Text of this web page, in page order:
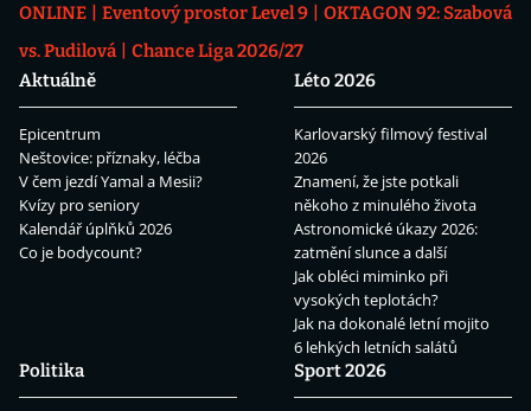
ONLINE
Eventový prostor Level 9
OKTAGON 92: Szabová
vs. Pudilová
Chance Liga 2026/27
Aktuálně
Epicentrum
Neštovice: příznaky, léčba
V čem jezdí Yamal a Mesii?
Kvízy pro seniory
Kalendář úplňků 2026
Co je bodycount?
Léto 2026
Karlovarský filmový festival
2026
Znamení, že jste potkali
někoho z minulého života
Astronomické úkazy 2026:
zatmění slunce a další
Jak obléci miminko při
vysokých teplotách?
Jak na dokonalé letní mojito
6 lehkých letních salátů
Politika
Sport 2026